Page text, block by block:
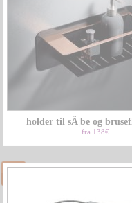
holder til sÃ¦be og
fra 138€